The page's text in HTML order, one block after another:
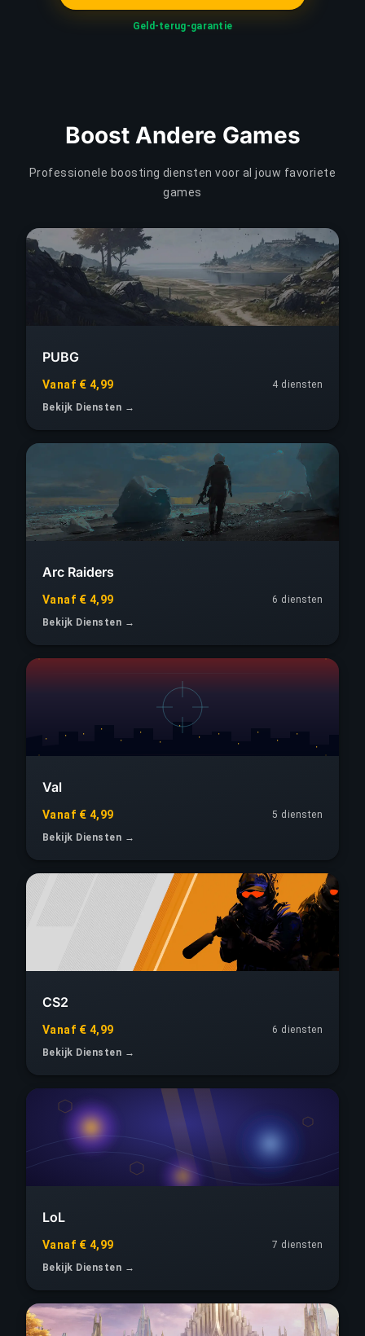
Geld-terug-garantie
Boost Andere Games
Professionele boosting diensten voor al jouw favoriete
games
PUBG
Vanaf € 4,99 4 diensten
Bekijk Diensten →
Arc Raiders
Vanaf € 4,99 6 diensten
Bekijk Diensten →
Val
Vanaf € 4,99 5 diensten
Bekijk Diensten →
CS2
Vanaf € 4,99 6 diensten
Bekijk Diensten →
LoL
Vanaf € 4,99 7 diensten
Bekijk Diensten →